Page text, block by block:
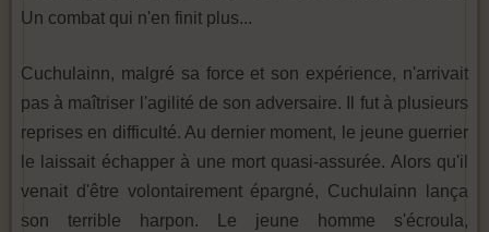
Un combat qui n'en finit plus...
Cuchulainn, malgré sa force et son expérience, n'arrivait
pas à maîtriser l'agilité de son adversaire. Il fut à plusieurs
reprises en difficulté. Au dernier moment, le jeune guerrier
le laissait échapper à une mort quasi-assurée. Alors qu'il
venait d'être volontairement épargné, Cuchulainn lança
son terrible harpon. Le jeune homme s'écroula,